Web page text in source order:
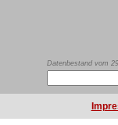
Datenbestand vom